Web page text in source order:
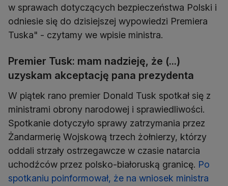
w sprawach dotyczących bezpieczeństwa Polski i
odniesie się do dzisiejszej wypowiedzi Premiera
Tuska" - czytamy we wpisie ministra.
Premier Tusk: mam nadzieję, że (...)
uzyskam akceptację pana prezydenta
W piątek rano premier Donald Tusk spotkał się z
ministrami obrony narodowej i sprawiedliwości.
Spotkanie dotyczyło sprawy zatrzymania przez
Żandarmerię Wojskową trzech żołnierzy, którzy
oddali strzały ostrzegawcze w czasie natarcia
uchodźców przez polsko-białoruską granicę. Po
spotkaniu poinformował, że na wniosek ministra